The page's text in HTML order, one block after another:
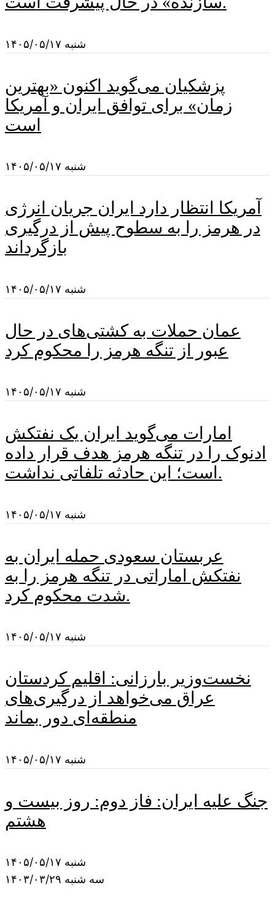
شنبه ۱۴۰۵/۰۵/۱۷
پزشکیان می‌گوید اکنون «بهترین
زمان» برای توافق ایران و آمریکا
است
شنبه ۱۴۰۵/۰۵/۱۷
آمریکا انتظار دارد ایران جریان انرژی
در هرمز را به سطوح پیش از درگیری
بازگرداند
شنبه ۱۴۰۵/۰۵/۱۷
عمان حملات به کشتی‌های در حال
عبور از تنگه هرمز را محکوم کرد
شنبه ۱۴۰۵/۰۵/۱۷
امارات می‌گوید ایران یک نفتکش
ادنوک را در تنگه هرمز هدف قرار داده
است؛ این حادثه تلفاتی نداشت.
شنبه ۱۴۰۵/۰۵/۱۷
عربستان سعودی حمله ایران به
نفتکش اماراتی در تنگه هرمز را به
شدت محکوم کرد.
شنبه ۱۴۰۵/۰۵/۱۷
نخست‌وزیر بارزانی: اقلیم کردستان
عراق می‌خواهد از درگیری‌های
منطقه‌ای دور بماند
شنبه ۱۴۰۵/۰۵/۱۷
جنگ علیه ایران: فاز دوم: روز بیست و
هشتم
شنبه ۱۴۰۵/۰۵/۱۷
سه شنبه ۱۴۰۳/۰۳/۲۹